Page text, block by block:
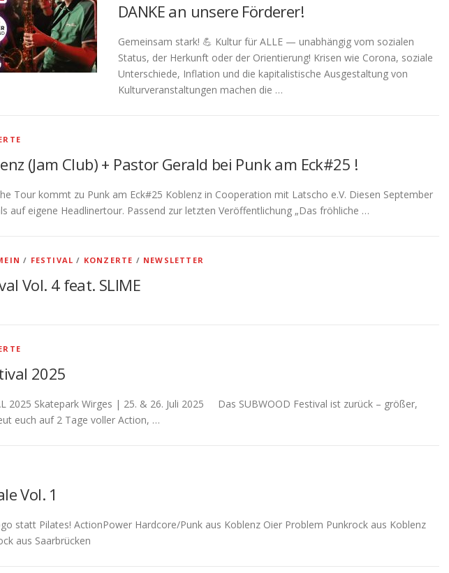
DANKE an unsere Förderer!
Gemeinsam stark! 💪 Kultur für ALLE — unabhängig vom sozialen
Status, der Herkunft oder der Orientierung! Krisen wie Corona, soziale
Unterschiede, Inflation und die kapitalistische Ausgestaltung von
Kulturveranstaltungen machen die …
(Jam Club) + Pastor Gerald bei Punk am Eck#25 !
Tour kommt zu Punk am Eck#25 Koblenz in Cooperation mit Latscho e.V. Diesen September
auf eigene Headlinertour. Passend zur letzten Veröffentlichung „Das fröhliche …
/ FESTIVAL / KONZERTE / NEWSLETTER
Vol. 4 feat. SLIME
2025
2025 Skatepark Wirges | 25. & 26. Juli 2025 Das SUBWOOD Festival ist zurück – größer,
euch auf 2 Tage voller Action, …
Vol. 1
statt Pilates! ActionPower Hardcore/Punk aus Koblenz Oier Problem Punkrock aus Koblenz
aus Saarbrücken